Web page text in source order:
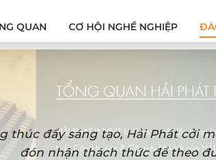
QUAN CƠ HỘI NGHỀ NGHIỆP
thúc đẩy sáng tạo, Hải Phát cởi
đón nhận thách thức để theo